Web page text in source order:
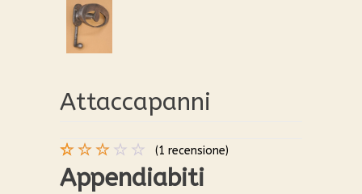
Attaccapanni
Valutato
3.00
1
(1 recensione)
Appendiabiti